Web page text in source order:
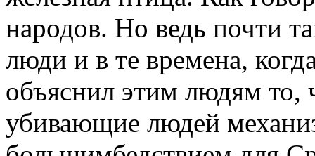
народов. Но ведь почти
люди и в те времена,
объяснил этим людям то,
убивающие людей